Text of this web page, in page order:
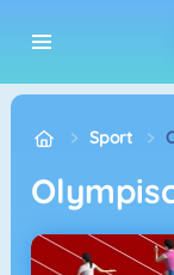
Sport